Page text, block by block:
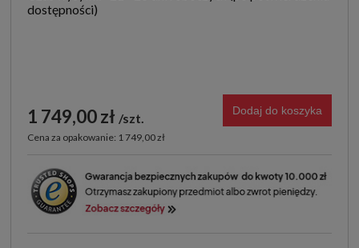
1 749,00 zł szt.
Cena za opakowanie: 1 749,00 zł
Dodaj do koszyka